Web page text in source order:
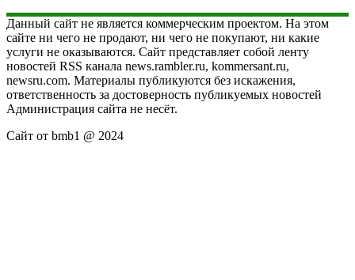
Данный сайт не является коммерческим проектом. На этом
сайте ни чего не продают, ни чего не покупают, ни какие
услуги не оказываются. Сайт представляет собой ленту
новостей RSS канала news.rambler.ru, kommersant.ru,
newsru.com. Материалы публикуются без искажения,
ответственность за достоверность публикуемых новостей
Администрация сайта не несёт.
Сайт от bmb1 @ 2024